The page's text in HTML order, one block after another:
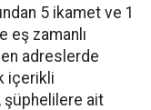
5 ikamet ve 1
eş zamanlı
adreslerde
içerikli
ait